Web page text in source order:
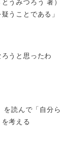
うことである」
うと思ったわ
を読んで「自分ら
考える